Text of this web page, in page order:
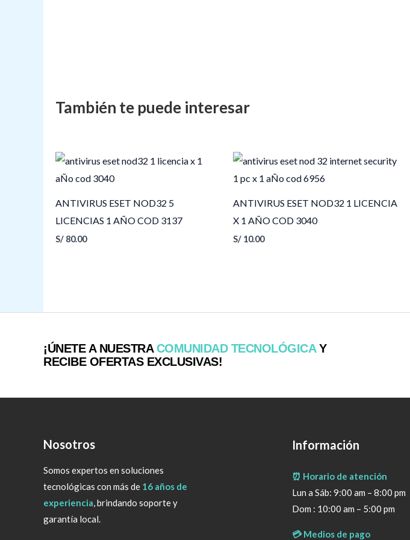
ANTIVIRUS ESET NOD32 5
LICENCIAS 1 AÑO COD 3137
S/ 80.00
ANTIVIRUS ESET NOD32 1 LICENCIA
X 1 AÑO COD 3040
S/ 10.00
¡ÚNETE A NUESTRACOMUNIDAD TECNOLÓGICAY
RECIBE OFERTAS EXCLUSIVAS!
Nosotros
Somos expertos en soluciones
tecnológicas con más de 16 años de
experiencia, brindando soporte y
garantía local.
Información
⏰ Horario de atención
Lun a Sáb: 9:00 am – 8:00 pm
Dom : 10:00 am – 5:00 pm
💳 Medios de pago